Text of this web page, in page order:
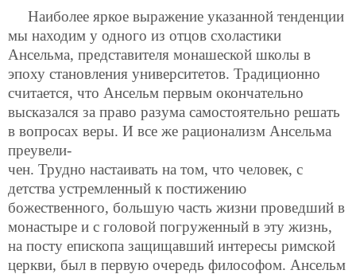
Наиболее яркое выражение указанной тенденции
мы находим у одного из отцов схоластики
Ансельма, представителя монашеской школы в
эпоху становления университетов. Традиционно
считается, что Ансельм первым окончательно
высказался за право разума самостоятельно решать
в вопросах веры. И все же рационализм Ансельма
преувели-
чен. Трудно настаивать на том, что человек, с
детства устремленный к постижению
божественного, большую часть жизни проведший в
монастыре и с головой погруженный в эту жизнь,
на посту епископа защищавший интересы римской
церкви, был в первую очередь философом. Ансельм